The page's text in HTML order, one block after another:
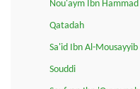
Nou'aym Ibn Hammad
Qatadah
Sa'id Ibn Al-Mousayyib
Souddi